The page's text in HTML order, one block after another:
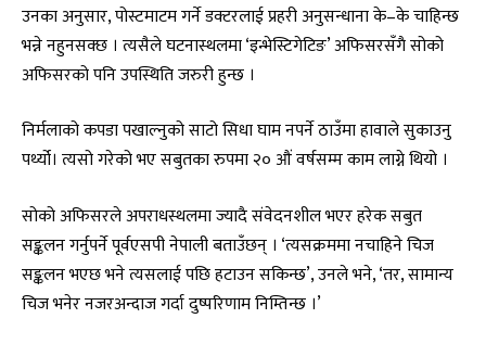
उनका अनुसार, पोस्टमाटम गर्ने डक्टरलाई प्रहरी अनुसन्धाना के–के चाहिन्छ
भन्ने नहुनसक्छ । त्यसैले घटनास्थलमा ‘इन्भेस्टिगेटिङ’ अफिसरसँगै सोको
अफिसरको पनि उपस्थिति जरुरी हुन्छ ।
निर्मलाको कपडा पखाल्नुको साटो सिधा घाम नपर्ने ठाउँमा हावाले सुकाउनु
पर्थ्यो। त्यसो गरेको भए सबुतका रुपमा २० औं वर्षसम्म काम लाग्ने थियो ।
सोको अफिसरले अपराधस्थलमा ज्यादै संवेदनशील भएर हरेक सबुत
सङ्कलन गर्नुपर्ने पूर्वएसपी नेपाली बताउँछन् । ‘त्यसक्रममा नचाहिने चिज
सङ्कलन भएछ भने त्यसलाई पछि हटाउन सकिन्छ’, उनले भने, ‘तर, सामान्य
चिज भनेर नजरअन्दाज गर्दा दुष्परिणाम निम्तिन्छ ।’